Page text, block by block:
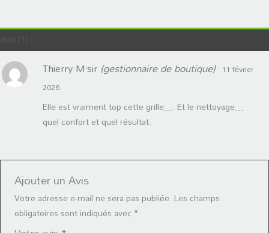
Thierry M’sir (gestionnaire de boutique) 11 février
2026
Elle est vraiment top cette grille…. Et le nettoyage…
quel confort et quel résultat.
Ajouter un Avis
Votre adresse e-mail ne sera pas publiée. Les champs
obligatoires sont indiqués avec *